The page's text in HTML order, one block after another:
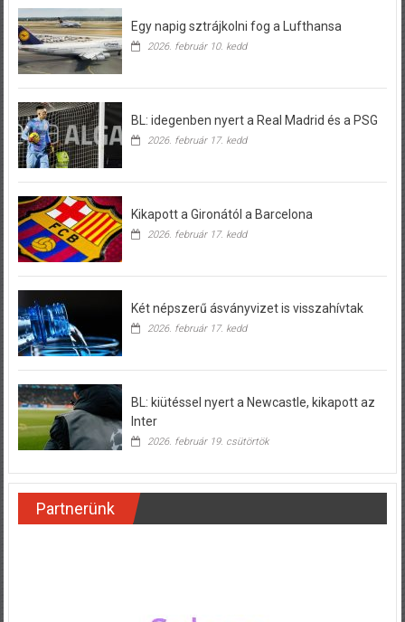
Egy napig sztrájkolni fog a Lufthansa
2026. február 10. kedd
BL: idegenben nyert a Real Madrid és a PSG
2026. február 17. kedd
Kikapott a Gironától a Barcelona
2026. február 17. kedd
Két népszerű ásványvizet is visszahívtak
2026. február 17. kedd
BL: kiütéssel nyert a Newcastle, kikapott az
Inter
2026. február 19. csütörtök
Partnerünk